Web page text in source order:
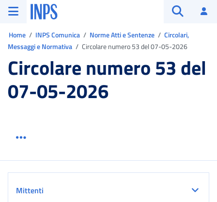
Vai al menu principale
Vai al contenuto principale
Vai al pie' di pagina
INPS ()
Home INPS Comunica Norme Atti e Sentenze
Circolari,
Messaggi e Normativa
Circolare numero 53 del 07-05-2026
Circolare numero 53 del
07-05-2026
Mittenti